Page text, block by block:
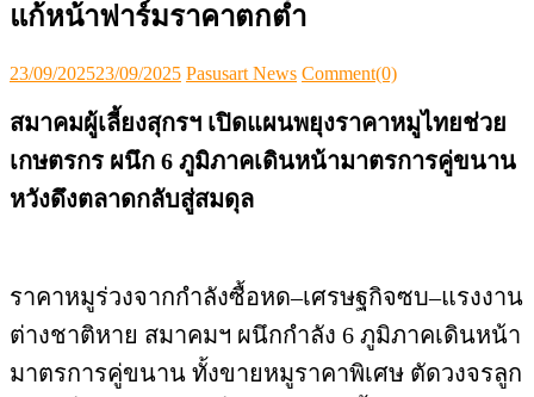
แก้หน้าฟาร์มราคาตกต่ำ
Posted
23/09/202523/09/2025 Author
Pasusart News Comment(0)
สมาคมผู้เลี้ยงสุกรฯ เปิดแผนพยุงราคาหมูไทยช่วย
เกษตรกร ผนึก 6 ภูมิภาคเดินหน้ามาตรการคู่ขนาน
หวังดึงตลาดกลับสู่สมดุล
ราคาหมูร่วงจากกำลังซื้อหด–เศรษฐกิจซบ–แรงงาน
ต่างชาติหาย สมาคมฯ ผนึกกำลัง 6 ภูมิภาคเดินหน้า
มาตรการคู่ขนาน ทั้งขายหมูราคาพิเศษ ตัดวงจรลูก